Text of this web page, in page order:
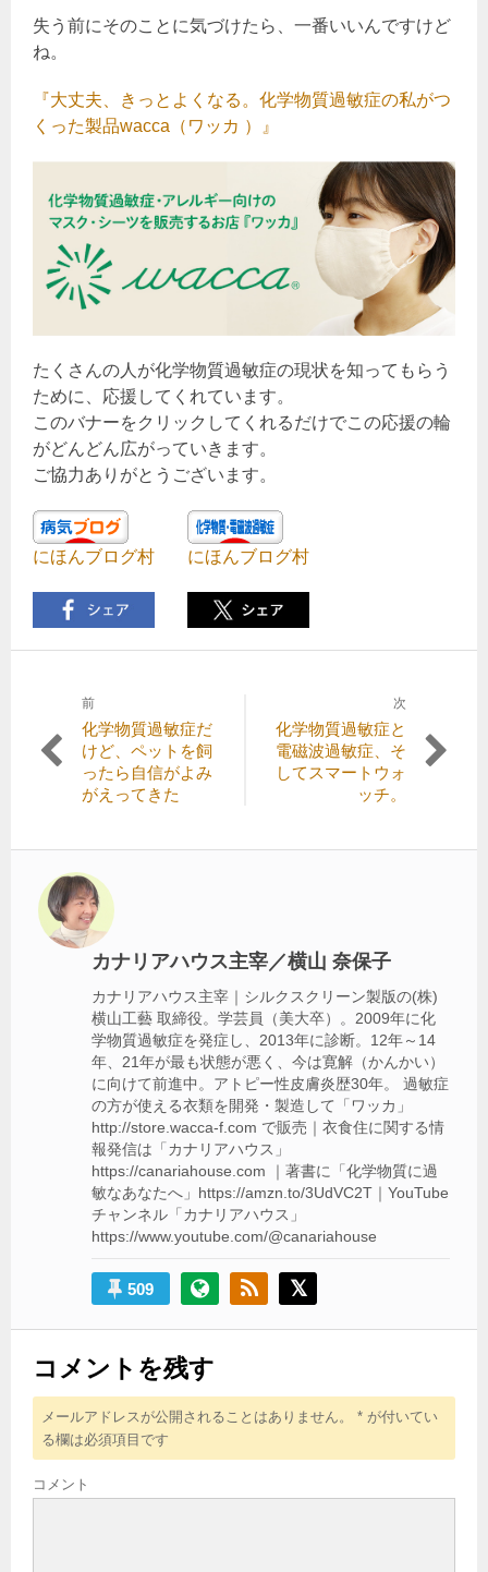
失う前にそのことに気づけたら、一番いいんですけど
ね。
『大丈夫、きっとよくなる。化学物質過敏症の私がつ
くった製品wacca（ワッカ ）』
たくさんの人が化学物質過敏症の現状を知ってもらう
ために、応援してくれています。
このバナーをクリックしてくれるだけでこの応援の輪
がどんどん広がっていきます。
ご協力ありがとうございます。
にほんブログ村 にほんブログ村
稿
ゲ
ー
シ
ョ
前
前
の
記
事:
化学物質過敏症だ
けど、ペットを飼
ったら自信がよみ
がえってきた
次
次化学物質過敏症と
電磁波過敏症、そ
してスマートウォ
ッチ。
カナリアハウス主宰／横山 奈保子
カナリアハウス主宰｜シルクスクリーン製版の(株)
横山工藝 取締役。学芸員（美大卒）。2009年に化
学物質過敏症を発症し、2013年に診断。12年～14
年、21年が最も状態が悪く、今は寛解（かんかい）
に向けて前進中。アトピー性皮膚炎歴30年。 過敏症
の方が使える衣類を開発・製造して「ワッカ」
http://store.wacca-f.com で販売｜衣食住に関する情
報発信は「カナリアハウス」
https://canariahouse.com ｜著書に「化学物質に過
敏なあなたへ」https://amzn.to/3UdVC2T｜YouTube
チャンネル「カナリアハウス」
https://www.youtube.com/@canariahouse
509
コメントを残す
メールアドレスが公開されることはありません。 * が付いてい
る欄は必須項目です
コメント